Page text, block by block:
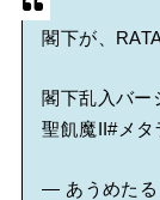
閣下が、
閣下乱入バー
聖飢魔II#メタ
— あうめたる